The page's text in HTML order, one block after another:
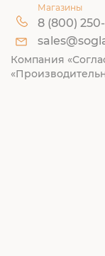
Магазины
8 (800)
Компания